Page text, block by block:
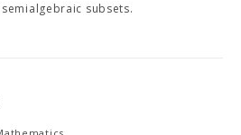
subsets.